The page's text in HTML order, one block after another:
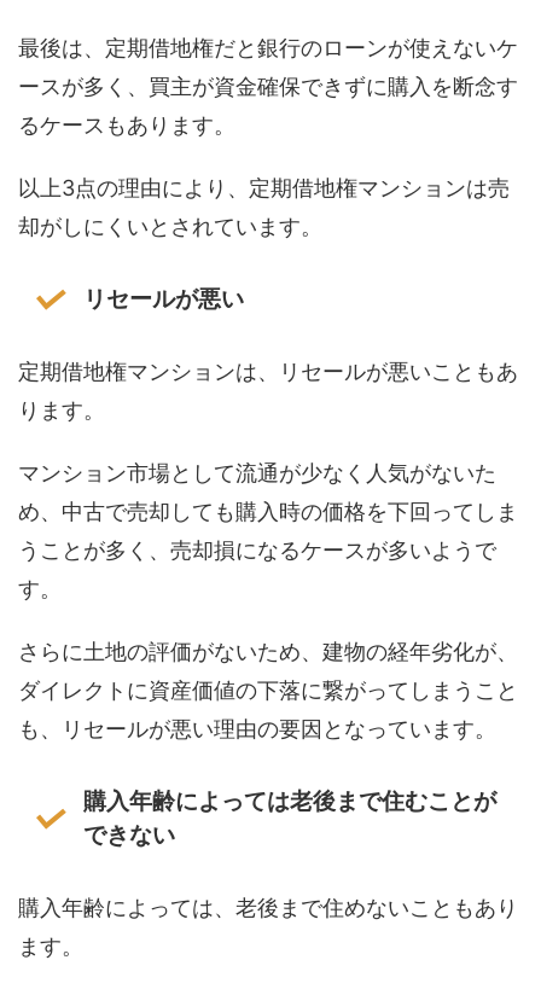
最後は、定期借地権だと銀行のローンが使えないケ
ースが多く、買主が資金確保できずに購入を断念す
るケースもあります。
以上3点の理由により、定期借地権マンションは売
却がしにくいとされています。
リセールが悪い
定期借地権マンションは、リセールが悪いこともあ
ります。
マンション市場として流通が少なく人気がないた
め、中古で売却しても購入時の価格を下回ってしま
うことが多く、売却損になるケースが多いようで
す。
さらに土地の評価がないため、建物の経年劣化が、
ダイレクトに資産価値の下落に繋がってしまうこと
も、リセールが悪い理由の要因となっています。
購入年齢によっては老後まで住むことが
できない
購入年齢によっては、老後まで住めないこともあり
ます。